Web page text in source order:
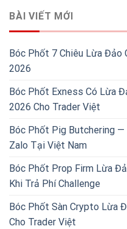
BÀI VIẾT MỚI
Bóc Phốt 7 Chiêu Lừa Đảo
2026
Bóc Phốt Exness Có Lừa
2026 Cho Trader Việt
Bóc Phốt Pig Butchering
Zalo Tại Việt Nam
Bóc Phốt Prop Firm Lừa
Khi Trả Phí Challenge
Bóc Phốt Sàn Crypto Lừa
Cho Trader Việt